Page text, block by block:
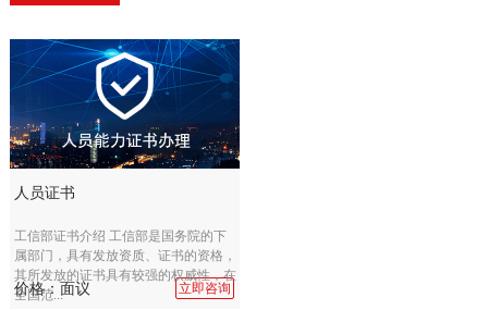
人员证书
工信部证书介绍 工信部是国务院的下
属部门，具有发放资质、证书的资格，
其所发放的证书具有较强的权威性，在
全国范...
价格：面议 立即咨询